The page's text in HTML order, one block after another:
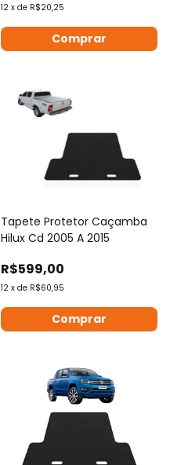
12 x de R$20,25
Tapete Protetor Caçamba
Hilux Cd 2005 A 2015
R$599,00
12 x de R$60,95